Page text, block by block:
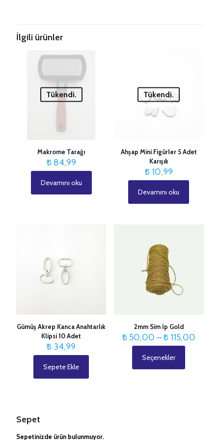
yorum yapan ilk kişi siz olun
işaretlenmişlerdir
Derecelendirmeniz*
4/5
yıldız
İlgili ürünler
Tükendi.
Makrome Tarağı
₺84,99
Devamını oku
Tükendi.
Ahşap Mini Figürler 5 Adet
Karışık
₺10,99
Devamını oku
Gümüş Akrep Kanca Anahtarlık
Klipsi 10 Adet
₺ 34,99
Sepete Ekle
2mm Sim İp Gold
₺50,00 –₺115,00Fiyat
Seçenekler
ürünün
Sepet
Sepetinizde ürün bulunmuyor.